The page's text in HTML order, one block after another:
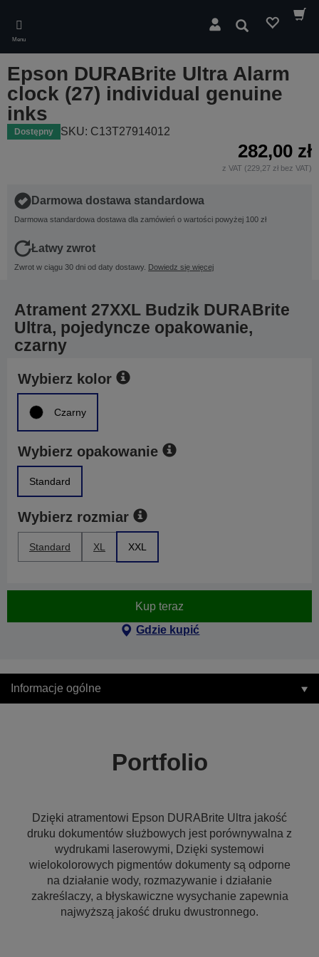
main
content
Menu
Wyszukaj
Epson DURABrite Ultra Alarm
clock (27) individual genuine
inks
Dostępny SKU: C13T27914012
282,00 zł
z VAT (229,27 zł bez VAT)
Darmowa dostawa standardowa
Darmowa standardowa dostawa dla zamówień o wartości powyżej 100 zł
Łatwy zwrot
Zwrot w ciągu 30 dni od daty dostawy. Dowiedz się więcej
Atrament 27XXL Budzik DURABrite
Ultra, pojedyncze opakowanie,
czarny
Wybierz kolor
Czarny
Wybierz opakowanie
Standard
Wybierz rozmiar
Standard XL XXL
Kup teraz
Gdzie kupić
Informacje ogólne
Portfolio
Dzięki atramentowi Epson DURABrite Ultra jakość
druku dokumentów służbowych jest porównywalna z
wydrukami laserowymi, Dzięki systemowi
wielokolorowych pigmentów dokumenty są odporne
na działanie wody, rozmazywanie i działanie
zakreślaczy, a błyskawiczne wysychanie zapewnia
najwyższą jakość druku dwustronnego.